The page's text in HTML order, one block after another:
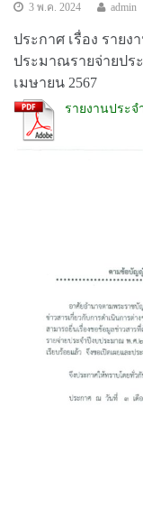
3 พ.ค. 2024 admin
ประกาศ เรื่อง ราย
ประมาณรายจ่ายปร
เมษายน 2567
รายงานประจ